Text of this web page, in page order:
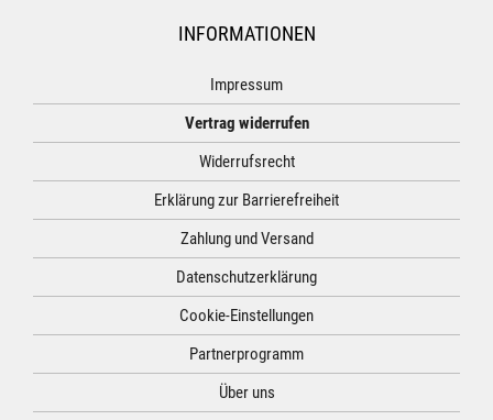
INFORMATIONEN
Impressum
Vertrag widerrufen
Widerrufsrecht
Erklärung zur Barrierefreiheit
Zahlung und Versand
Datenschutzerklärung
Cookie-Einstellungen
Partnerprogramm
Über uns